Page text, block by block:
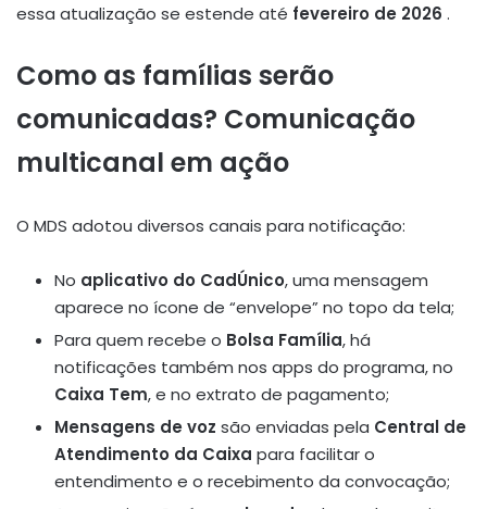
essa atualização se estende até fevereiro de 2026 .
Como as famílias serão
comunicadas? Comunicação
multicanal em ação
O MDS adotou diversos canais para notificação:
No aplicativo do CadÚnico, uma mensagem
aparece no ícone de “envelope” no topo da tela;
Para quem recebe o Bolsa Família, há
notificações também nos apps do programa, no
Caixa Tem, e no extrato de pagamento;
Mensagens de voz são enviadas pela Central de
Atendimento da Caixa para facilitar o
entendimento e o recebimento da convocação;